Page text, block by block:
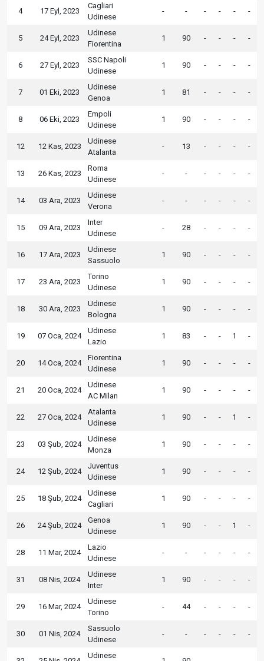
4 17 Eyl, 2023
Cagliari
Udinese
- - - - - -
5 24 Eyl, 2023
Udinese
Fiorentina
1 90 - - - -
6 27 Eyl, 2023
SSC Napoli
Udinese
1 90 - - - -
7 01 Eki, 2023
Udinese
Genoa
1 81 - - - -
8 06 Eki, 2023
Empoli
Udinese
1 90 - - - -
12 12 Kas, 2023
Udinese
Atalanta
- 13 - - - -
13 26 Kas, 2023
Roma
Udinese
- - - - - -
14 03 Ara, 2023
Udinese
Verona
- - - - - -
15 09 Ara, 2023
Inter
Udinese
- 28 - - - -
16 17 Ara, 2023
Udinese
Sassuolo
1 90 - - - -
17 23 Ara, 2023
Torino
Udinese
1 90 - - - -
18 30 Ara, 2023
Udinese
Bologna
1 90 - - - -
19 07 Oca, 2024
Udinese
Lazio
1 83 - - 1 -
20 14 Oca, 2024
Fiorentina
Udinese
1 90 - - - -
21 20 Oca, 2024
Udinese
AC Milan
1 90 - - - -
22 27 Oca, 2024
Atalanta
Udinese
1 90 - - 1 -
23 03 Şub, 2024
Udinese
Monza
1 90 - - - -
24 12 Şub, 2024
Juventus
Udinese
1 90 - - - -
25 18 Şub, 2024
Udinese
Cagliari
1 90 - - - -
26 24 Şub, 2024
Genoa
Udinese
1 90 - - 1 -
28 11 Mar, 2024
Lazio
Udinese
- - - - - -
31 08 Nis, 2024
Udinese
Inter
1 90 - - - -
29 16 Mar, 2024
Udinese
Torino
- 44 - - - -
30 01 Nis, 2024
Sassuolo
Udinese
- - - - - -
Udinese